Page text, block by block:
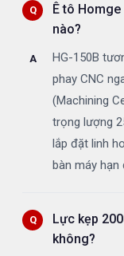
Ê tô
nào?
HG-150B
phay CNC
(Machining
trọng lượng
lắp đặt linh
bàn máy hạn
Lực kẹp
không?